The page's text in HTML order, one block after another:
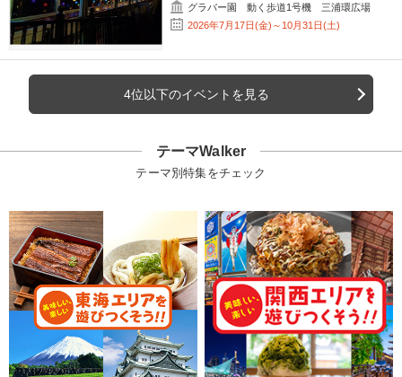
グラバー園 動く歩道1号機 三浦環広場
2026年7月17日(金)～10月31日(土)
4位以下のイベントを見る
テーマWalker
テーマ別特集をチェック